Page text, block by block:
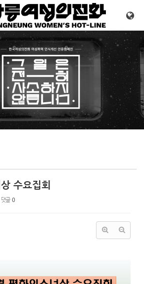
메뉴 건너뛰기
수요집회
댓글 0